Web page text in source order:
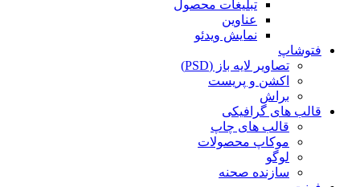
تبلیغات محصول
عناوین
نمایش ویدئو
فتوشاپ
تصاویر لایه باز (PSD)
اکشن و پریست
براش
قالب های گرافیکی
قالب های چاپ
موکاپ محصولات
لوگو
سازنده صحنه